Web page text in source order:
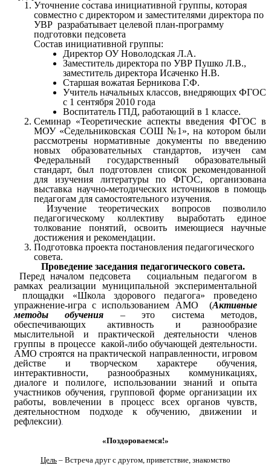
Уточнение состава инициативной группы, которая
совместно с директором и заместителями директора по
УВР разрабатывает целевой план-программу
подготовки педсовета
Состав инициативной группы:
Директор ОУ Новолодская Л.А.
Заместитель директора по УВР Пушко Л.В.,
заместитель директора Исаченко Н.В.
Старшая вожатая Берникова Г.Ф.
Учитель начальных классов, внедряющих ФГОС
с 1 сентября 2010 года
Воспитатель ГПД, работающий в 1 классе.
Семинар «Теоретические аспекты введения ФГОС в
МОУ «Седельниковская СОШ №1», на котором были
рассмотрены нормативные документы по введению
новых образовательных стандартов, изучен сам
Федеральный государственный образовательный
стандарт, был подготовлен список рекомендованной
для изучения литературы по ФГОС, организована
выставка научно-методических источников в помощь
педагогам для самостоятельного изучения.
Изучение теоретических вопросов позволило
педагогическому коллективу выработать единое
толкование понятий, освоить имеющиеся научные
достижения и рекомендации.
Подготовка проекта постановления педагогического
совета.
Проведение заседания педагогического совета.
Перед началом педсовета социальным педагогом в
рамках реализации муниципальной экспериментальной
площадки «Школа здорового педагога» проведено
упражнение-игра с использованием АМО (Активные
методы обучения – это система методов,
обеспечивающих активность и разнообразие
мыслительной и практической деятельности членов
группы в процессе какой-либо обучающей деятельности.
АМО строятся на практической направленности, игровом
действе и творческом характере обучения,
интерактивности, разнообразных коммуникациях,
диалоге и полилоге, использовании знаний и опыта
участников обучения, групповой форме организации их
работы, вовлечении в процесс всех органов чувств,
деятельностном подходе к обучению, движении и
рефлексии).
«Поздороваемся!»
Цель – Встреча друг с другом, приветствие, знакомство